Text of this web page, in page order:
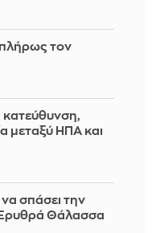
πλήρως τον
κατεύθυνση,
μεταξύ ΗΠΑ και
σπάσει την
Ερυθρά Θάλασσα